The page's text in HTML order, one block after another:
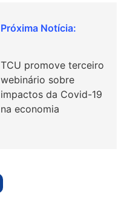
TCU promove terceiro
webinário sobre
impactos da Covid-19
na economia